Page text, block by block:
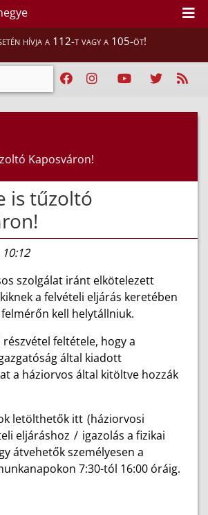
hívja a 112-t vagy a 105-öt!
Kaposváron!
is tűzoltó
szolgálat iránt elkötelezett
a felvételi eljárás keretében
kell helytállniuk.
feltétele, hogy a
által kiadott
a háziorvos által kitöltve hozzák
letölthetők itt (háziorvosi
eljáráshoz / igazolás a fizikai
átvehetők személyesen a
7:30-tól 16:00 óráig.